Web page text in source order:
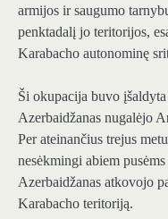
armijos ir saugumo
penktadalį jo teritorijos,
Karabacho autonominę
Ši okupacija buvo
Azerbaidžanas nugalėjo
Per ateinančius trejus
nesėkmingi abiem
Azerbaidžanas atkovojo
Karabacho teritoriją.